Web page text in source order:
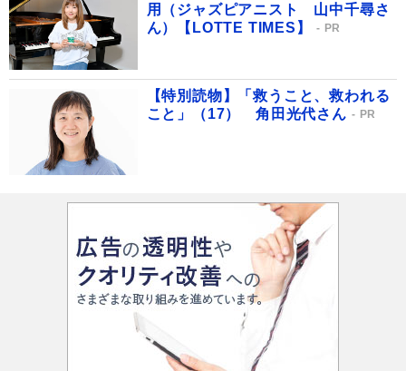
用（ジャズピアニスト 山中千尋さ
ん）【LOTTE TIMES】
PR
【特別読物】「救うこと、救われる
こと」（17） 角田光代さん
PR